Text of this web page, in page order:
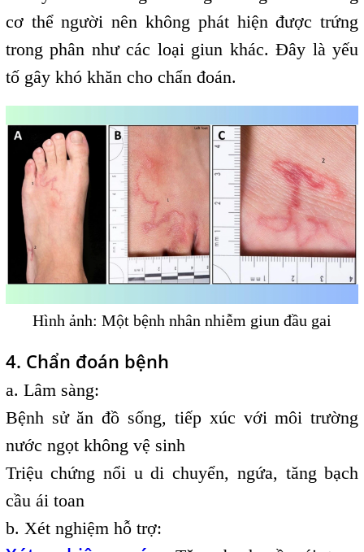
cơ thể người nên không phát hiện được trứng
trong phân như các loại giun khác. Đây là yếu
tố gây khó khăn cho chẩn đoán.
Hình ảnh: Một bệnh nhân nhiễm giun đầu gai
4. Chẩn đoán bệnh
a. Lâm sàng:
Bệnh sử ăn đồ sống, tiếp xúc với môi trường
nước ngọt không vệ sinh
Triệu chứng nổi u di chuyển, ngứa, tăng bạch
cầu ái toan
b. Xét nghiệm hỗ trợ: